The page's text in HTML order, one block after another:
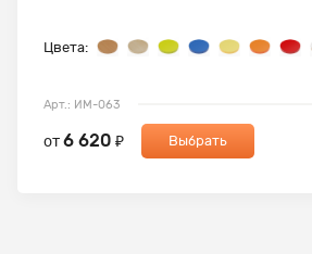
Цвета:
Арт.: ИМ-063
от6 620 ₽ Выбрать